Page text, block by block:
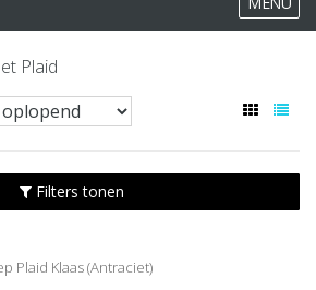
Plaid
Filters tonen
Plaid Klaas (Antraciet)